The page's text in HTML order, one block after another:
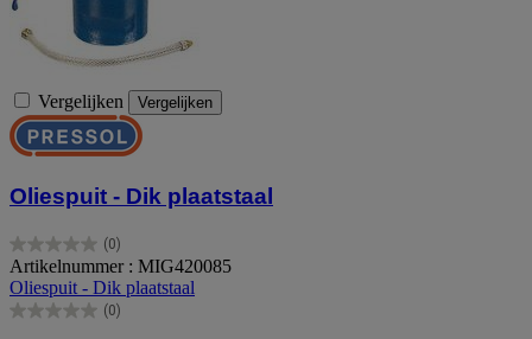
Vergelijken Vergelijken
Oliespuit - Dik plaatstaal
(0)
0.0
van
de
5
Artikelnummer : MIG420085
Oliespuit - Dik plaatstaal
(0)
0.0